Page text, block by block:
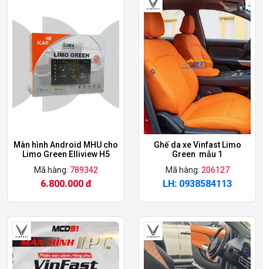
Màn hình Android MHU cho
Limo Green Elliview H5
Mã hàng: 789342
6.800.000 đ
Ghế da xe Vinfast Limo
Green mẫu 1
Mã hàng: 206127
LH: 0938584113